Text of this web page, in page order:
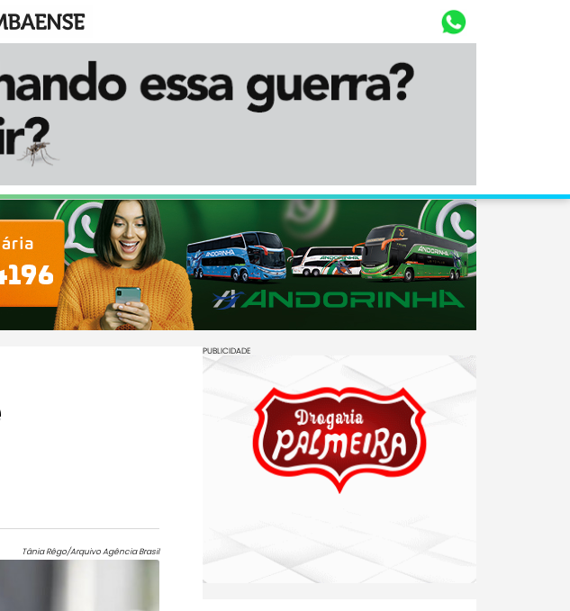
Diário Corumbaense
Tânia Rêgo/Arquivo Agência Brasil
PUBLICIDADE